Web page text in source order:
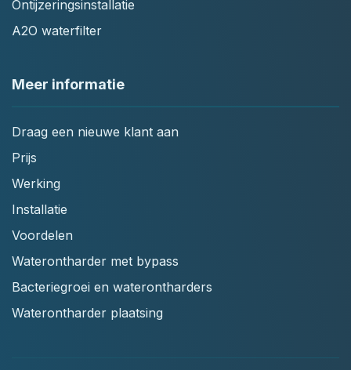
Ontijzeringsinstallatie
A2O waterfilter
Meer informatie
Draag een nieuwe klant aan
Prijs
Werking
Installatie
Voordelen
Waterontharder met bypass
Bacteriegroei en waterontharders
Waterontharder plaatsing